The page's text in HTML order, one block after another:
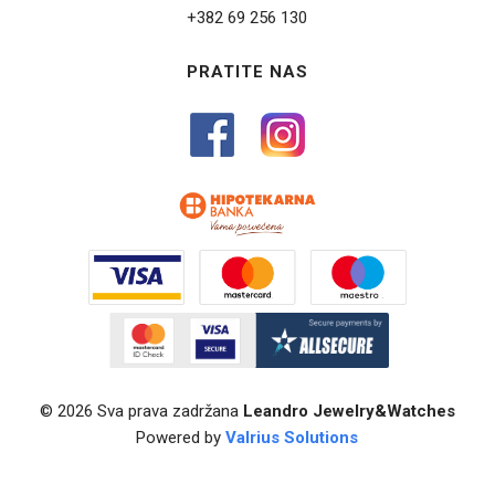
+382 69 256 130
PRATITE NAS
© 2026 Sva prava zadržana Leandro Jewelry&Watches
Powered byValrius Solutions